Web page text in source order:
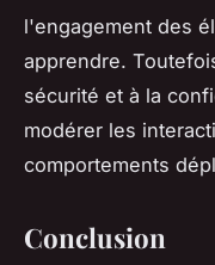
l'engagement des
apprendre.
sécurité et à la
modérer les
comportements
Conclusion